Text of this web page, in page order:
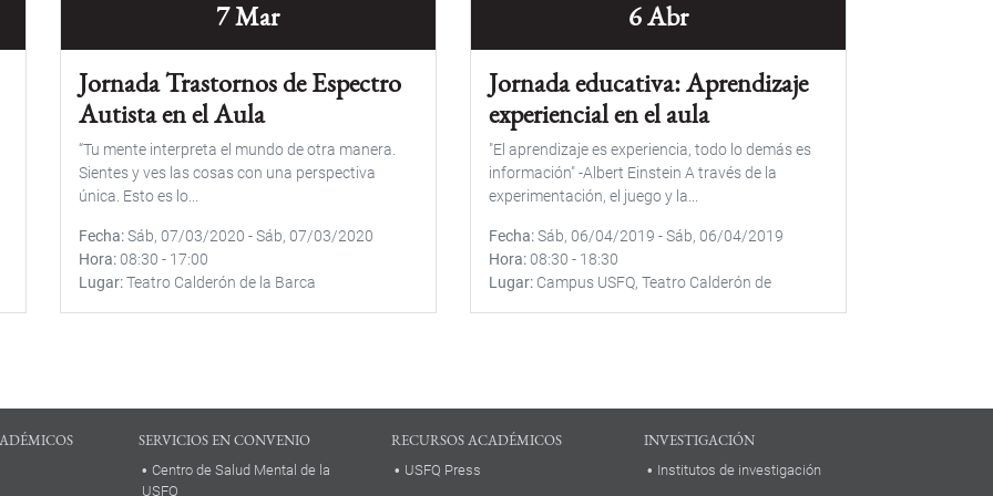
7 Mar
Jornada Trastornos de Espectro
Autista en el Aula
“Tu mente interpreta el mundo de otra manera.
Sientes y ves las cosas con una perspectiva
única. Esto es lo...
Fecha Sáb, 07/03/2020 -Sáb, 07/03/2020
Hora 08:30 - 17:00
Lugar Teatro Calderón de la Barca
6 Abr
Jornada educativa: Aprendizaje
experiencial en el aula
"El aprendizaje es experiencia, todo lo demás es
información" -Albert Einstein A través de la
experimentación, el juego y la...
Fecha Sáb, 06/04/2019 -Sáb, 06/04/2019
Hora 08:30 - 18:30
Lugar Campus USFQ, Teatro Calderón de
SERVICIOS EN CONVENIO
Centro de Salud Mental de la
USFQ
RECURSOS ACADÉMICOS
USFQ Press
INVESTIGACIÓN
Institutos de investigación